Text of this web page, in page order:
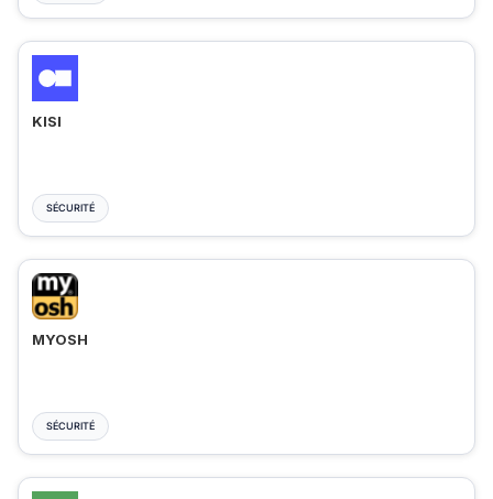
KISI
SÉCURITÉ
MYOSH
SÉCURITÉ